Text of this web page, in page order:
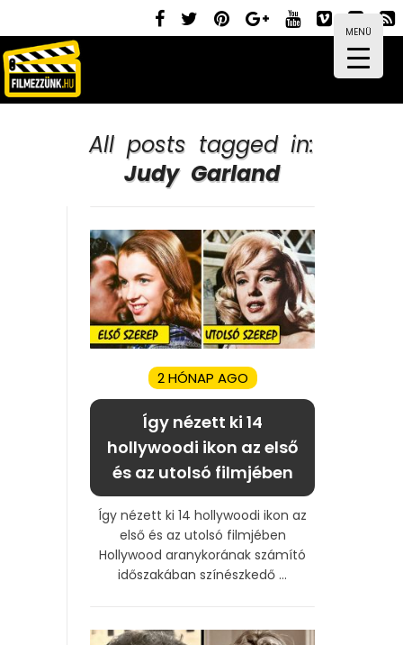
MENÜ
All posts tagged in:
Judy Garland
2 HÓNAP AGO
Így nézett ki 14
hollywoodi ikon az első
és az utolsó filmjében
Így nézett ki 14 hollywoodi ikon az
első és az utolsó filmjében
Hollywood aranykorának számító
időszakában színészkedő ...